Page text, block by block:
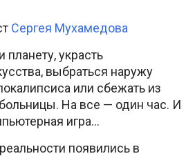
Сергея Мухамедова
украсть
выбраться наружу
или сбежать из
На все — один час. И
игра…
появились в